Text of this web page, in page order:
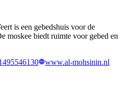
is een gebedshuis voor de
moskee biedt ruimte voor gebed en
www.al-mohsinin.nl